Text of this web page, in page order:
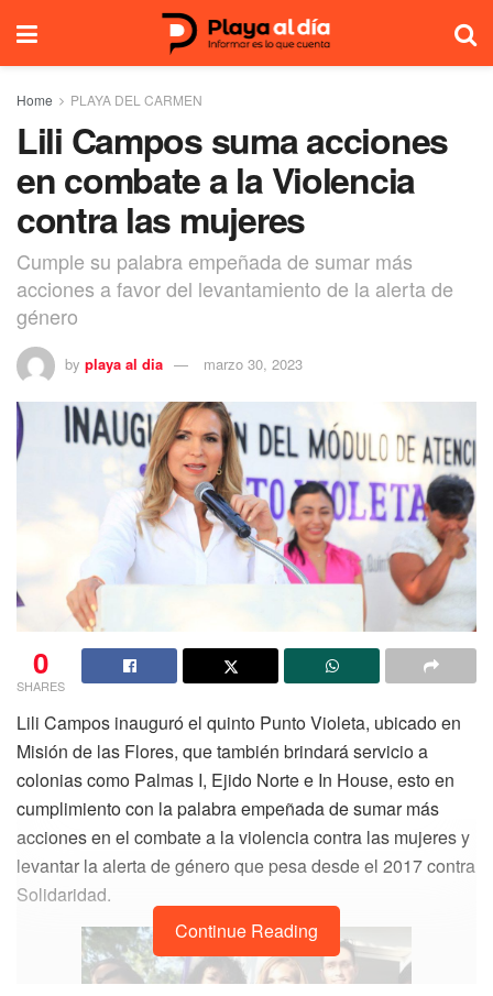
Home PLAYA DEL CARMEN
Lili Campos suma acciones
en combate a la Violencia
contra las mujeres
Cumple su palabra empeñada de sumar más
acciones a favor del levantamiento de la alerta de
género
by playa al dia marzo 30, 2023
0
SHARES
Lili Campos inauguró el quinto Punto Violeta, ubicado en
Misión de las Flores, que también brindará servicio a
colonias como Palmas I, Ejido Norte e In House, esto en
cumplimiento con la palabra empeñada de sumar más
acciones en el combate a la violencia contra las mujeres y
levantar la alerta de género que pesa desde el 2017 contra
Solidaridad.
Continue Reading